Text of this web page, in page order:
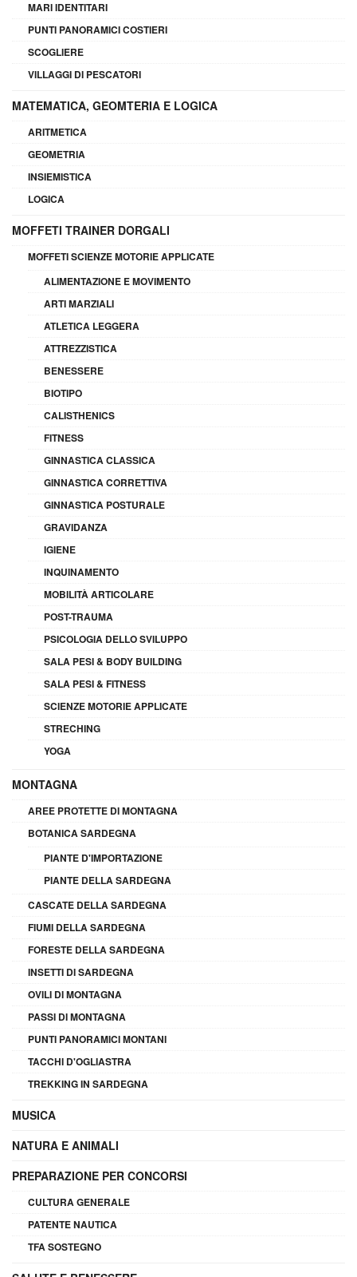
MARI IDENTITARI
PUNTI PANORAMICI COSTIERI
SCOGLIERE
VILLAGGI DI PESCATORI
MATEMATICA, GEOMTERIA E LOGICA
ARITMETICA
GEOMETRIA
INSIEMISTICA
LOGICA
MOFFETI TRAINER DORGALI
MOFFETI SCIENZE MOTORIE APPLICATE
ALIMENTAZIONE E MOVIMENTO
ARTI MARZIALI
ATLETICA LEGGERA
ATTREZZISTICA
BENESSERE
BIOTIPO
CALISTHENICS
FITNESS
GINNASTICA CLASSICA
GINNASTICA CORRETTIVA
GINNASTICA POSTURALE
GRAVIDANZA
IGIENE
INQUINAMENTO
MOBILITÀ ARTICOLARE
POST-TRAUMA
PSICOLOGIA DELLO SVILUPPO
SALA PESI & BODY BUILDING
SALA PESI & FITNESS
SCIENZE MOTORIE APPLICATE
STRECHING
YOGA
MONTAGNA
AREE PROTETTE DI MONTAGNA
BOTANICA SARDEGNA
PIANTE D'IMPORTAZIONE
PIANTE DELLA SARDEGNA
CASCATE DELLA SARDEGNA
FIUMI DELLA SARDEGNA
FORESTE DELLA SARDEGNA
INSETTI DI SARDEGNA
OVILI DI MONTAGNA
PASSI DI MONTAGNA
PUNTI PANORAMICI MONTANI
TACCHI D'OGLIASTRA
TREKKING IN SARDEGNA
MUSICA
NATURA E ANIMALI
PREPARAZIONE PER CONCORSI
CULTURA GENERALE
PATENTE NAUTICA
TFA SOSTEGNO